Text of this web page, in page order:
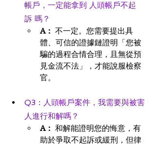
帳戶，一定能拿到 人頭帳戶不起
訴 嗎？
A： 不一定。您需要提出具
體、可信的證據鏈證明「您被
騙的過程合情合理，且無從預
見金流不法」，才能說服檢察
官。
Q3：人頭帳戶案件，我需要與被害
人進行和解嗎？
A： 和解能證明您的悔意，有
助於爭取不起訴或緩刑，但律